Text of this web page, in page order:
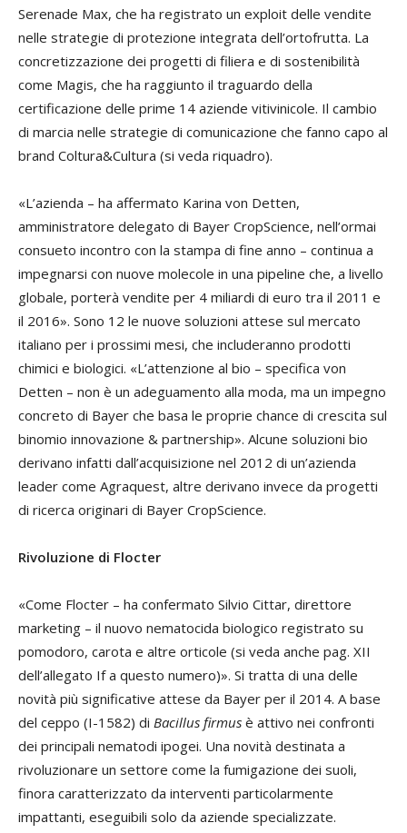
Serenade Max, che ha registrato un exploit delle vendite
nelle strategie di protezione integrata dell’ortofrutta. La
concretizzazione dei progetti di filiera e di sostenibilità
come Magis, che ha raggiunto il traguardo della
certificazione delle prime 14 aziende vitivinicole. Il cambio
di marcia nelle strategie di comunicazione che fanno capo al
brand Coltura&Cultura (si veda riquadro).
«L’azienda – ha affermato Karina von Detten,
amministratore delegato di Bayer CropScience, nell’ormai
consueto incontro con la stampa di fine anno – continua a
impegnarsi con nuove molecole in una pipeline che, a livello
globale, porterà vendite per 4 miliardi di euro tra il 2011 e
il 2016». Sono 12 le nuove soluzioni attese sul mercato
italiano per i prossimi mesi, che includeranno prodotti
chimici e biologici. «L’attenzione al bio – specifica von
Detten – non è un adeguamento alla moda, ma un impegno
concreto di Bayer che basa le proprie chance di crescita sul
binomio innovazione & partnership». Alcune soluzioni bio
derivano infatti dall’acquisizione nel 2012 di un’azienda
leader come Agraquest, altre derivano invece da progetti
di ricerca originari di Bayer CropScience.
Rivoluzione di Flocter
«Come Flocter – ha confermato Silvio Cittar, direttore
marketing – il nuovo nematocida biologico registrato su
pomodoro, carota e altre orticole (si veda anche pag. XII
dell’allegato If a questo numero)». Si tratta di una delle
novità più significative attese da Bayer per il 2014. A base
del ceppo (I-1582) di Bacillus firmus è attivo nei confronti
dei principali nematodi ipogei. Una novità destinata a
rivoluzionare un settore come la fumigazione dei suoli,
finora caratterizzato da interventi particolarmente
impattanti, eseguibili solo da aziende specializzate.